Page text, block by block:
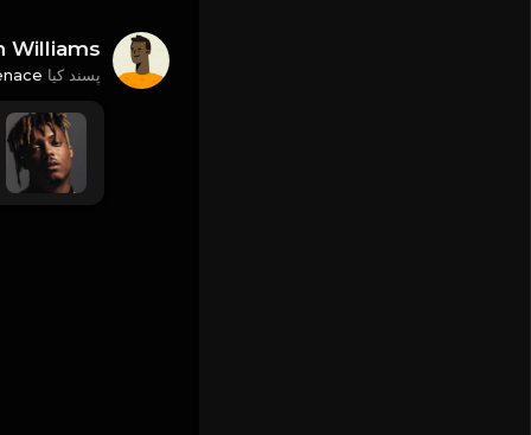
Williams
پسند کیا